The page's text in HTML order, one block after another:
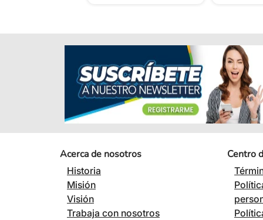
Acerca de nosotros
Historia
Misión
Visión
Trabaja con nosotros
Centro